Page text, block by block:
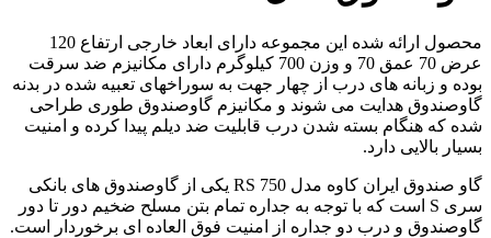
محصول ارائه شده این مجموعه دارای ابعاد خارجی ارتفاع 120
عرض 70 عمق 70 و وزن 700 کیلوگرم دارای مکانیزم ضد سرقت
بوده و زبانه های درب از چهار جهت به سوراخهای تعبیه شده در بدنه
گاوصندوق هدایت می شوند و مکانیزم گاوصندوق طوری طراحی
شده که هنگام بسته شدن درب قابلیت ضد دیلم پیدا کرده و امنیت
بسیار بالایی دارد.
گاو صندوق ایران کاوه مدل 750 RS یکی از گاوصندوق های بانکی
سری S است که با توجه به جداره تمام بتن مسلح ضخیم دور تا دور
گاوصندوق و درب دو جداره از امنیت فوق العاده ای برخوردار است.